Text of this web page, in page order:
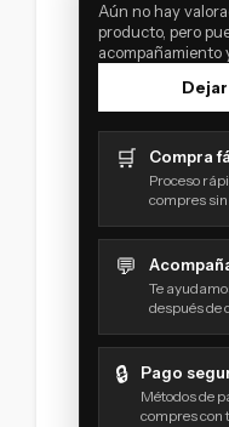
Aún no hay
producto, pero
acompañamiento
🛒 Compra
Proceso
compres
💬
Te
después de
🔒 Pago
Métodos de
compres